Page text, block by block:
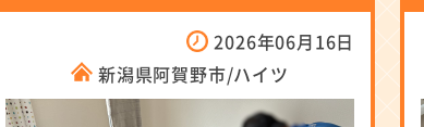
2026年06月16日
新潟県阿賀野市/ハイツ